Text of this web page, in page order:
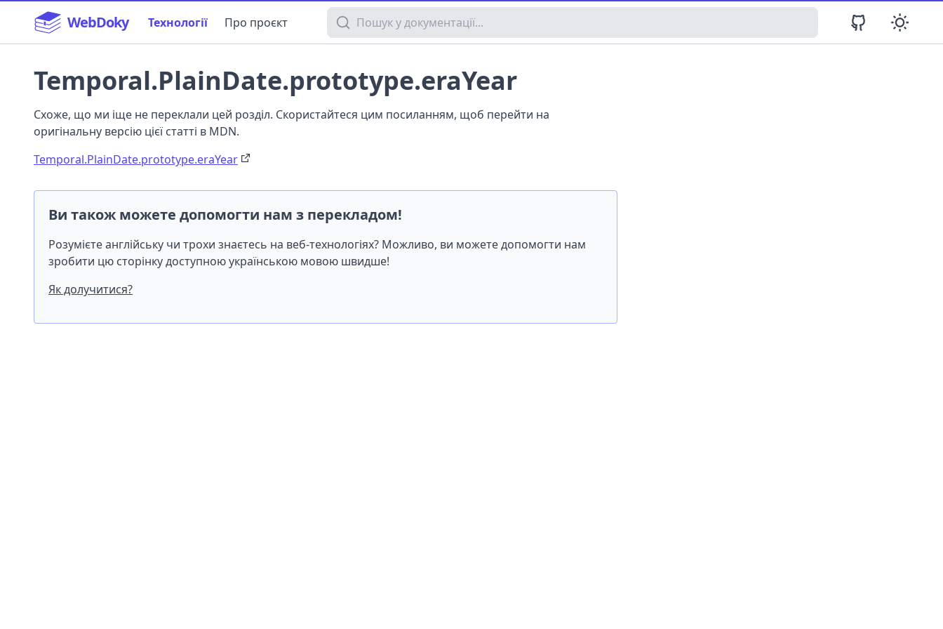
WebDoky Технології Про проєкт Пошук у документації
Temporal.PlainDate.prototype.eraYear
Схоже, що ми іще не переклали цей розділ. Скористайтеся цим посиланням, щоб перейти на
оригінальну версію цієї статті в MDN.
Temporal.PlainDate.prototype.eraYear
Ви також можете допомогти нам з перекладом!
Розумієте англійську чи трохи знаєтесь на веб-технологіях? Можливо, ви можете допомогти нам
зробити цю сторінку доступною українською мовою швидше!
Як долучитися?